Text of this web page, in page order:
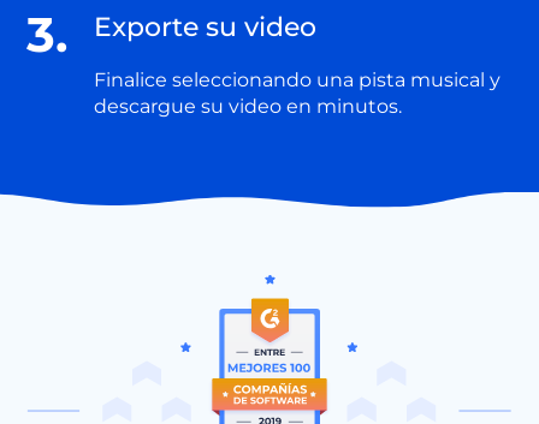
3. Exporte su video
Finalice seleccionando una pista musical y
descargue su video en minutos.